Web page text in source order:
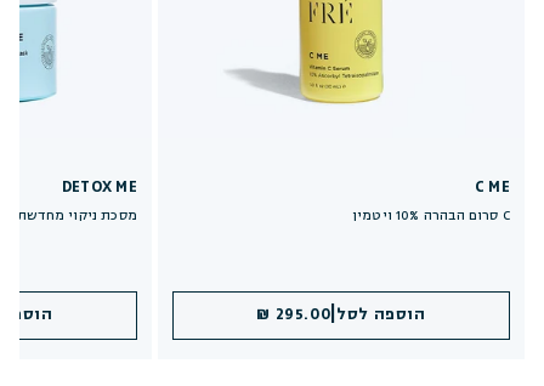
C ME
סרום הבהרה 10% ויטמין C
הוספה לסל 295.00 ₪
DETOX ME
מסכת ניקוי מחדשת